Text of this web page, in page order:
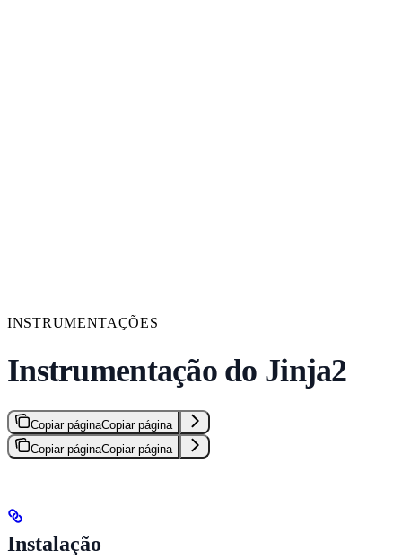
INSTRUMENTAÇÕES
Instrumentação do Jinja2
Copiar páginaCopiar página
Copiar páginaCopiar página
Instalação